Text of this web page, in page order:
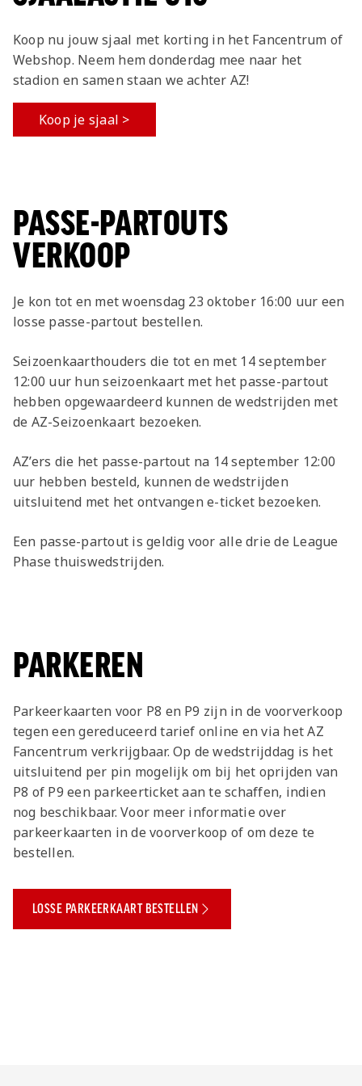
dan voornoemde beschikbaar te stellen of
door te verkopen.
Koop nu jouw sjaal met korting in het Fancentrum of
Webshop. Neem hem donderdag mee naar het
stadion en samen staan we achter AZ!
Koop je sjaal >
PASSE-PARTOUTS
VERKOOP
Je kon tot en met woensdag 23 oktober 16:00 uur een
losse passe-partout bestellen.
Seizoenkaarthouders die tot en met 14 september
12:00 uur hun seizoenkaart met het passe-partout
hebben opgewaardeerd kunnen de wedstrijden met
de AZ-Seizoenkaart bezoeken.
AZ’ers die het passe-partout na 14 september 12:00
uur hebben besteld, kunnen de wedstrijden
uitsluitend met het ontvangen e-ticket bezoeken.
Een passe-partout is geldig voor alle drie de League
Phase thuiswedstrijden.
PARKEREN
Parkeerkaarten voor P8 en P9 zijn in de voorverkoop
tegen een gereduceerd tarief online en via het AZ
Fancentrum verkrijgbaar. Op de wedstrijddag is het
uitsluitend per pin mogelijk om bij het oprijden van
P8 of P9 een parkeerticket aan te schaffen, indien
nog beschikbaar. Voor meer informatie over
parkeerkaarten in de voorverkoop of om deze te
bestellen.
LOSSE PARKEERKAART BESTELLEN